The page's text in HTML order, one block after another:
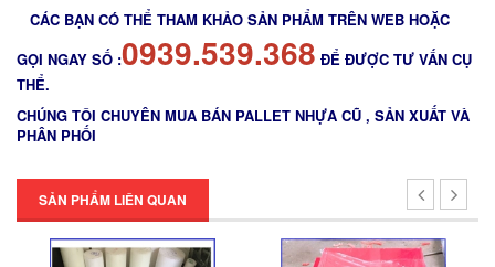
Thớt nhựa làm băng tải
Thớt nhựa nhập khẩu
CÁC BẠN CÓ THỂ THAM KHẢO SẢN PHẨM TRÊN WEB HOẶC
GỌI NGAY SỐ :0939.539.368 ĐỂ ĐƯỢC TƯ VẤN CỤ
THỂ.
CHÚNG TÔI CHUYÊN MUA BÁN PALLET NHỰA CŨ , SẢN XUẤT VÀ
PHÂN PHỐI
SẢN PHẨM LIÊN QUAN